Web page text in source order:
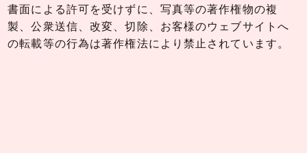
書面による許可を受けずに、写真等の著作権物の複
製、公衆送信、改変、切除、お客様のウェブサイトへ
の転載等の行為は著作権法により禁止されています。